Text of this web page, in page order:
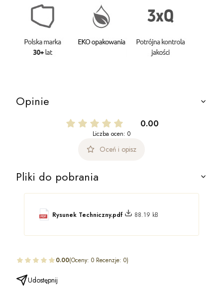
Opinie
0.00
Liczba ocen: 0
Oceń i opisz
Pliki do pobrania
Rysunek Techniczny.pdf 88.19 kB
0.00(Oceny: 0 Recenzje: 0)
Udostępnij